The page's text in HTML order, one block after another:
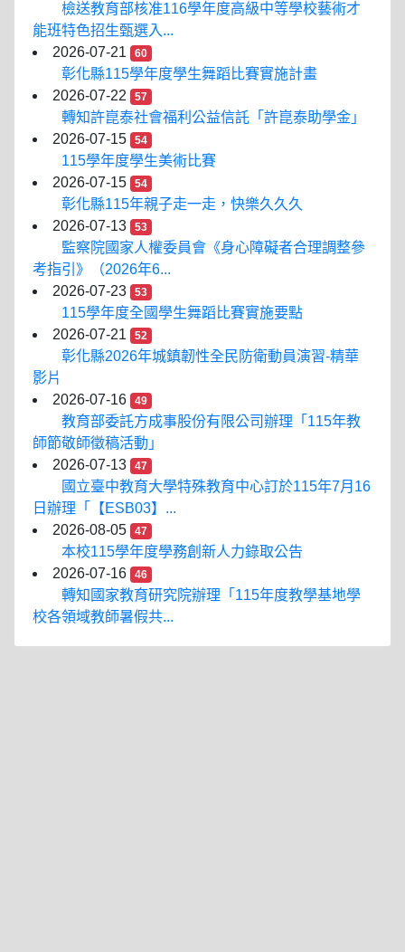
檢送教育部核准116學年度高級中等學校藝術才
能班特色招生甄選入...
2026-07-21
60
彰化縣115學年度學生舞蹈比賽實施計畫
2026-07-22
57
轉知許崑泰社會福利公益信託「許崑泰助學金」
2026-07-15
54
115學年度學生美術比賽
2026-07-15
54
彰化縣115年親子走一走，快樂久久久
2026-07-13
53
監察院國家人權委員會《身心障礙者合理調整參
考指引》（2026年6...
2026-07-23
53
115學年度全國學生舞蹈比賽實施要點
2026-07-21
52
彰化縣2026年城鎮韌性全民防衛動員演習-精華
影片
2026-07-16
49
教育部委託方成事股份有限公司辦理「115年教
師節敬師徵稿活動」
2026-07-13
47
國立臺中教育大學特殊教育中心訂於115年7月16
日辦理「【ESB03】...
2026-08-05
47
本校115學年度學務創新人力錄取公告
2026-07-16
46
轉知國家教育研究院辦理「115年度教學基地學
校各領域教師暑假共...